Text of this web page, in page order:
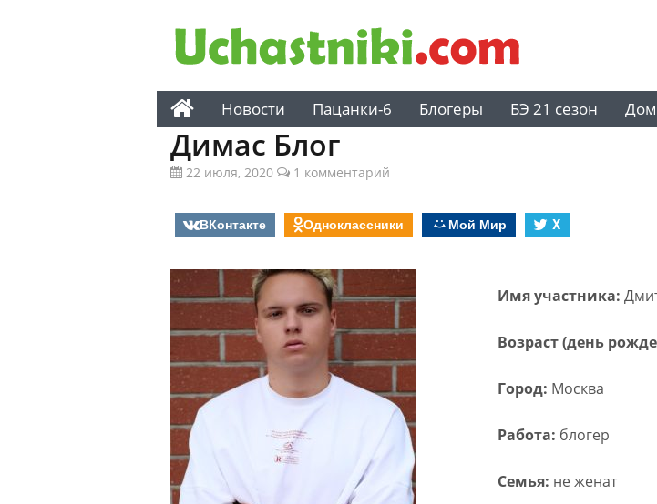
Новости Пацанки-6 Блогеры БЭ 21 сезон
Димас Блог
22 июля, 2020 1 комментарий
ВКонтакте Одноклассники Мой Мир X
Имя участника:
Возраст (день
Город: Москва
Работа: блогер
Семья: не женат